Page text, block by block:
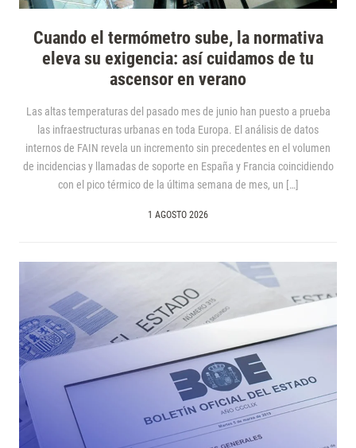
Cuando el termómetro sube, la normativa
eleva su exigencia: así cuidamos de tu
ascensor en verano
Las altas temperaturas del pasado mes de junio han puesto a prueba
las infraestructuras urbanas en toda Europa. El análisis de datos
internos de FAIN revela un incremento sin precedentes en el volumen
de incidencias y llamadas de soporte en España y Francia coincidiendo
con el pico térmico de la última semana de mes, un […]
1 AGOSTO 2026